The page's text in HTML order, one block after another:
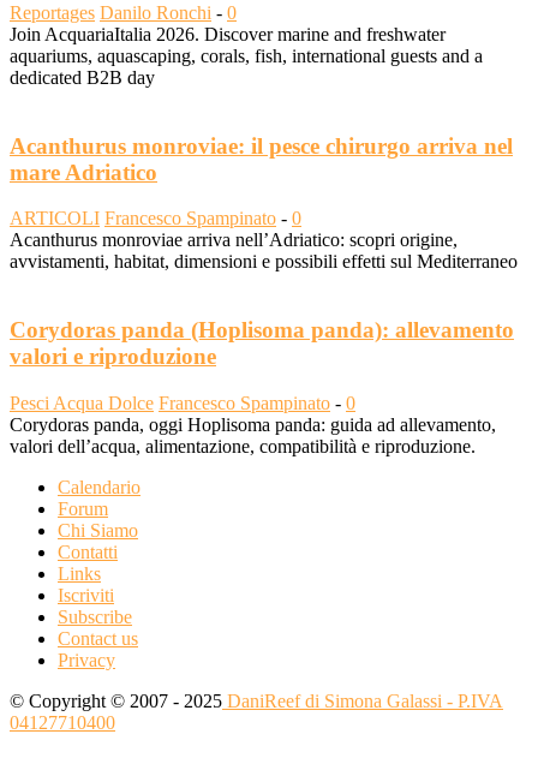
Reportages Danilo Ronchi - 0
Join AcquariaItalia 2026. Discover marine and freshwater
aquariums, aquascaping, corals, fish, international guests and a
dedicated B2B day
Acanthurus monroviae: il pesce chirurgo arriva nel
mare Adriatico
ARTICOLI Francesco Spampinato - 0
Acanthurus monroviae arriva nell’Adriatico: scopri origine,
avvistamenti, habitat, dimensioni e possibili effetti sul Mediterraneo
Corydoras panda (Hoplisoma panda): allevamento
valori e riproduzione
Pesci Acqua Dolce Francesco Spampinato - 0
Corydoras panda, oggi Hoplisoma panda: guida ad allevamento,
valori dell’acqua, alimentazione, compatibilità e riproduzione.
Calendario
Forum
Chi Siamo
Contatti
Links
Iscriviti
Subscribe
Contact us
Privacy
© Copyright © 2007 - 2025 DaniReef di Simona Galassi - P.IVA
04127710400